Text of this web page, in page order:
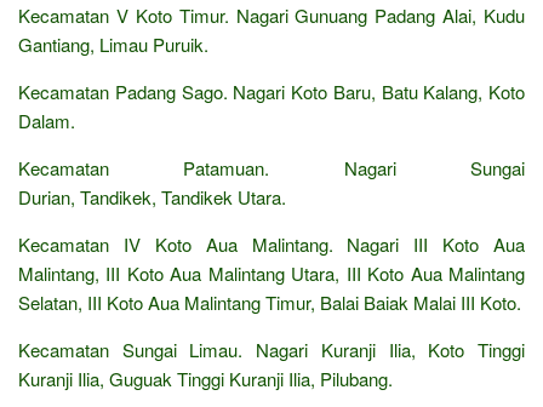
Kecamatan V Koto Timur. Nagari Gunuang Padang Alai, Kudu
Gantiang, Limau Puruik.
Kecamatan Padang Sago. Nagari Koto Baru, Batu Kalang, Koto
Dalam.
Kecamatan Patamuan. Nagari Sungai
Durian, Tandikek, Tandikek Utara.
Kecamatan IV Koto Aua Malintang. Nagari III Koto Aua
Malintang, III Koto Aua Malintang Utara, III Koto Aua Malintang
Selatan, III Koto Aua Malintang Timur, Balai Baiak Malai III Koto.
Kecamatan Sungai Limau. Nagari Kuranji Ilia, Koto Tinggi
Kuranji Ilia, Guguak Tinggi Kuranji Ilia, Pilubang.